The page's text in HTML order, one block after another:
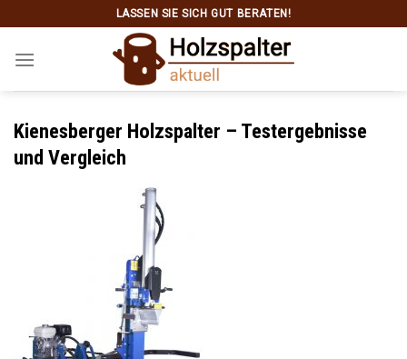
content
LASSEN SIE SICH GUT BERATEN!
Kienesberger Holzspalter – Testergebnisse
und Vergleich